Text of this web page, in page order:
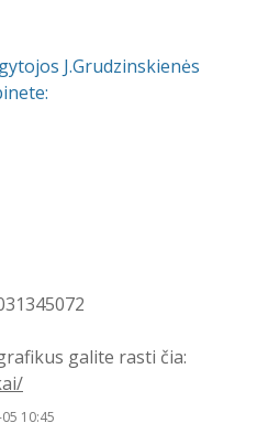
J.Grudzinskienės
galite rasti čia:
10:45